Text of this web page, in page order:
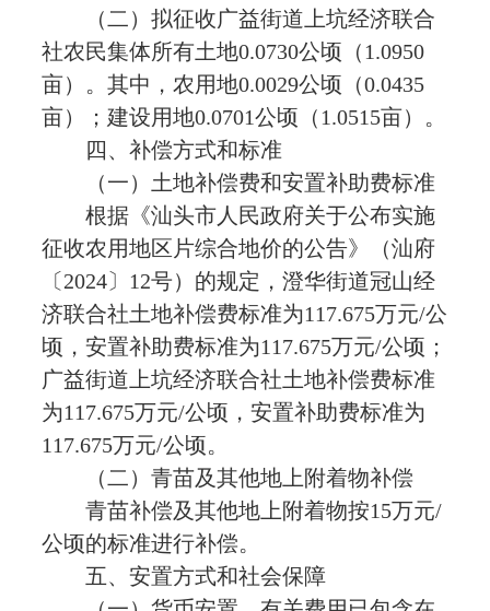
（二）拟征收广益街道上坑经济联合
社农民集体所有土地0.0730公顷（1.0950
亩）。其中，农用地0.0029公顷（0.0435
亩）；建设用地0.0701公顷（1.0515亩）。
四、补偿方式和标准
（一）土地补偿费和安置补助费标准
根据《汕头市人民政府关于公布实施
征收农用地区片综合地价的公告》（汕府
〔2024〕12号）的规定，澄华街道冠山经
济联合社土地补偿费标准为117.675万元/公
顷，安置补助费标准为117.675万元/公顷；
广益街道上坑经济联合社土地补偿费标准
为117.675万元/公顷，安置补助费标准为
117.675万元/公顷。
（二）青苗及其他地上附着物补偿
青苗补偿及其他地上附着物按15万元/
公顷的标准进行补偿。
五、安置方式和社会保障